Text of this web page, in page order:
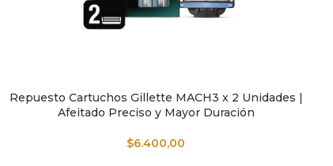
AÑADIR AL CARRITO
Repuesto Cartuchos Gillette MACH3 x 2 Unidades |
Afeitado Preciso y Mayor Duración
$6.400,00